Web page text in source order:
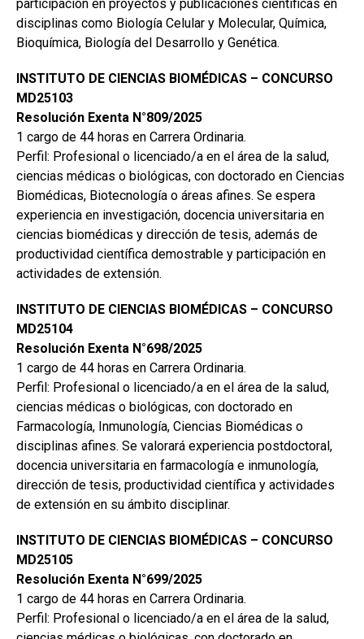
participación en proyectos y publicaciones científicas en
disciplinas como Biología Celular y Molecular, Química,
Bioquímica, Biología del Desarrollo y Genética.
INSTITUTO DE CIENCIAS BIOMÉDICAS – CONCURSO
MD25103
Resolución Exenta N°809/2025
1 cargo de 44 horas en Carrera Ordinaria.
Perfil: Profesional o licenciado/a en el área de la salud,
ciencias médicas o biológicas, con doctorado en Ciencias
Biomédicas, Biotecnología o áreas afines. Se espera
experiencia en investigación, docencia universitaria en
ciencias biomédicas y dirección de tesis, además de
productividad científica demostrable y participación en
actividades de extensión.
INSTITUTO DE CIENCIAS BIOMÉDICAS – CONCURSO
MD25104
Resolución Exenta N°698/2025
1 cargo de 44 horas en Carrera Ordinaria.
Perfil: Profesional o licenciado/a en el área de la salud,
ciencias médicas o biológicas, con doctorado en
Farmacología, Inmunología, Ciencias Biomédicas o
disciplinas afines. Se valorará experiencia postdoctoral,
docencia universitaria en farmacología e inmunología,
dirección de tesis, productividad científica y actividades
de extensión en su ámbito disciplinar.
INSTITUTO DE CIENCIAS BIOMÉDICAS – CONCURSO
MD25105
Resolución Exenta N°699/2025
1 cargo de 44 horas en Carrera Ordinaria.
Perfil: Profesional o licenciado/a en el área de la salud,